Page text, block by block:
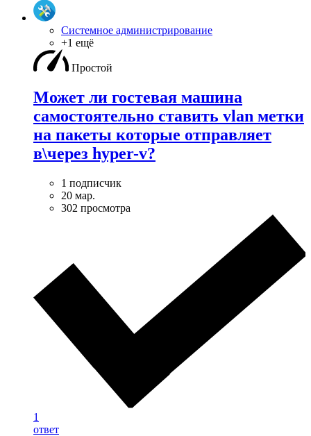
Системное администрирование
+1 ещё
Простой
Может ли гостевая машина
самостоятельно ставить vlan метки
на пакеты которые отправляет
в\через hyper-v?
1 подписчик
20 мар.
302 просмотра
1
ответ